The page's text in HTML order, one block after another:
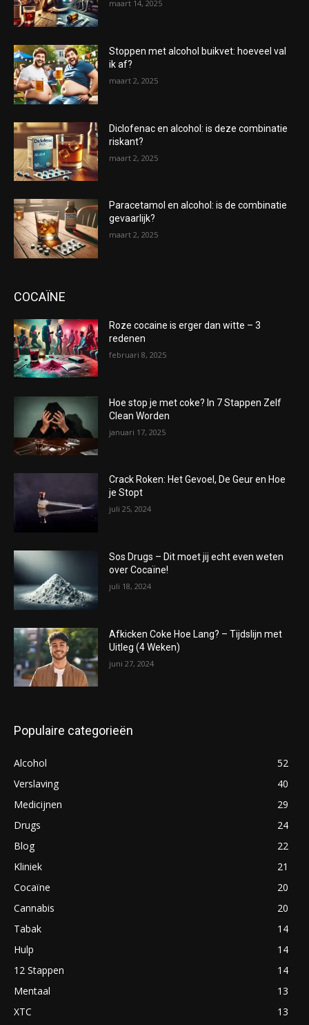
maart 14, 2025
Stoppen met alcohol buikvet: hoeveel val
ik af?
maart 2, 2025
Diclofenac en alcohol: is deze combinatie
riskant?
maart 2, 2025
Paracetamol en alcohol: is de combinatie
gevaarlijk?
maart 2, 2025
COCAÏNE
Roze cocaine is erger dan witte – 3
redenen
februari 8, 2025
Hoe stop je met coke? In 7 Stappen Zelf
Clean Worden
januari 17, 2025
Crack Roken: Het Gevoel, De Geur en Hoe
je Stopt
juli 25, 2024
Sos Drugs – Dit moet jij echt even weten
over Cocaïne!
juli 18, 2024
Afkicken Coke Hoe Lang? – Tijdslijn met
Uitleg (4 Weken)
juni 27, 2024
Populaire categorieën
Alcohol
52
Verslaving
40
Medicijnen
29
Drugs
24
Blog
22
Kliniek
21
Cocaïne
20
Cannabis
20
Tabak
14
Hulp
14
12 Stappen
14
Mentaal
13
XTC
13